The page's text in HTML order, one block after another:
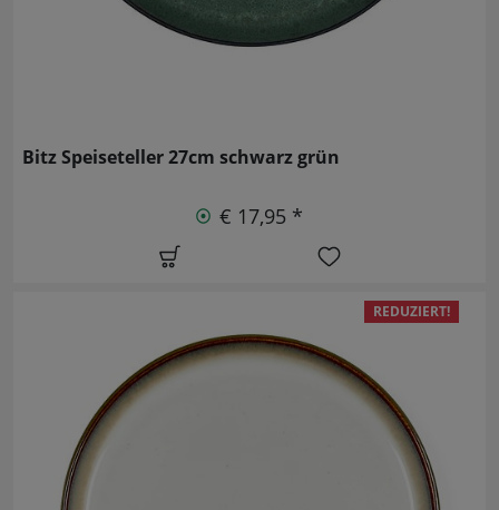
Bitz Speiseteller 27cm schwarz grün
€ 17,95 *
REDUZIERT!